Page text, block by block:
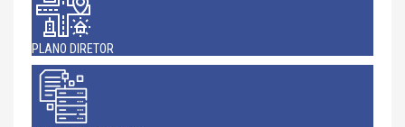
PLANO DIRETOR